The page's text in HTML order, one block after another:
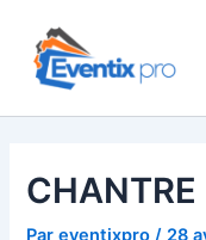
contenu
CHANTRE
Pareventixpro/ 28
des
articles